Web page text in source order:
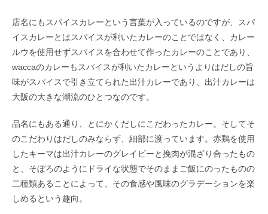
店名にもスパイスカレーという言葉が入っているのですが、スパ
イスカレーとはスパイスが利いたカレーのことではなく、カレー
ルウを使用せずスパイスを合わせて作ったカレーのことであり、
waccaのカレーもスパイスが利いたカレーというよりはだしの旨
味がスパイスで引き立てられた出汁カレーであり、出汁カレーは
大阪の大きな潮流のひとつなのです。
品名にもある通り、とにかくだしにこだわったカレー。そしてそ
のこだわりはだしのみならず、細部に渡っています。赤鶏を使用
したキーマは出汁カレーのグレイビーと挽肉が混ざり合ったもの
と、そぼろのようにドライな状態でそのままご飯にのったものの
二種類あることによって、その食感や風味のグラデーションを楽
しめるという趣向。